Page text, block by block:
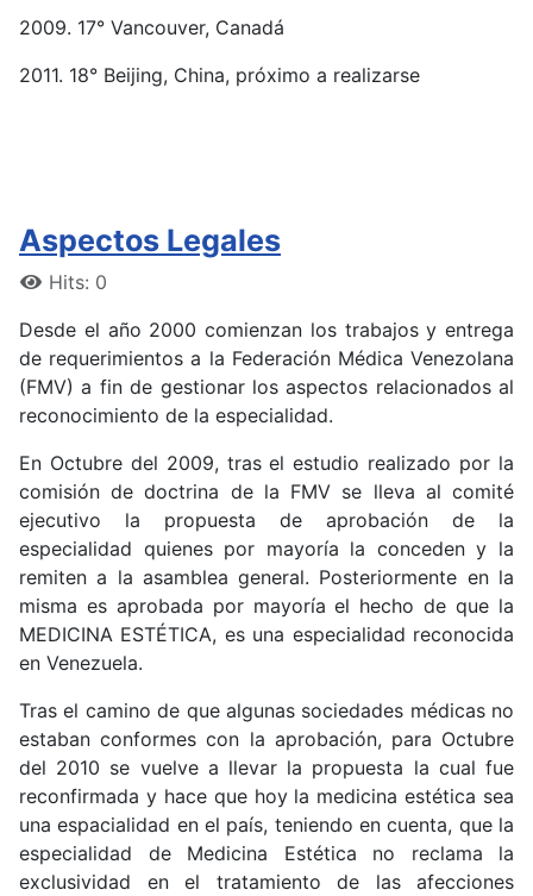
2009. 17° Vancouver, Canadá
2011. 18° Beijing, China, próximo a realizarse
Aspectos Legales
Hits: 0
Desde el año 2000 comienzan los trabajos y entrega
de requerimientos a la Federación Médica Venezolana
(FMV) a fin de gestionar los aspectos relacionados al
reconocimiento de la especialidad.
En Octubre del 2009, tras el estudio realizado por la
comisión de doctrina de la FMV se lleva al comité
ejecutivo la propuesta de aprobación de la
especialidad quienes por mayoría la conceden y la
remiten a la asamblea general. Posteriormente en la
misma es aprobada por mayoría el hecho de que la
MEDICINA ESTÉTICA, es una especialidad reconocida
en Venezuela.
Tras el camino de que algunas sociedades médicas no
estaban conformes con la aprobación, para Octubre
del 2010 se vuelve a llevar la propuesta la cual fue
reconfirmada y hace que hoy la medicina estética sea
una espacialidad en el país, teniendo en cuenta, que la
especialidad de Medicina Estética no reclama la
exclusividad en el tratamiento de las afecciones